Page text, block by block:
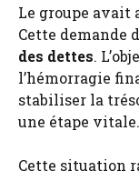
Le groupe avait
Cette demande
des dettes.
l’hémorragie
stabiliser la
une étape vitale.
Cette situation